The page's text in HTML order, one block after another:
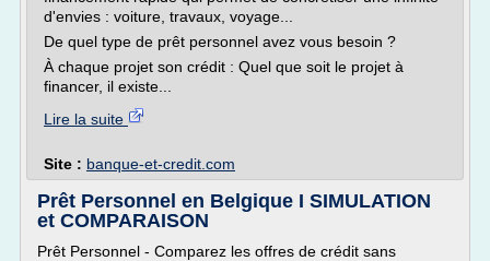
d'envies : voiture, travaux, voyage...
De quel type de prêt personnel avez vous besoin ?
À chaque projet son crédit : Quel que soit le projet à
financer, il existe...
Lire la suite
Site : banque-et-credit.com
Prêt Personnel en Belgique I SIMULATION
et COMPARAISON
Prêt Personnel - Comparez les offres de crédit sans